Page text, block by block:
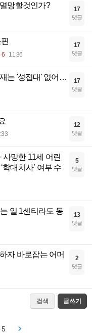
망할것인가? 17
댓글
6 11:36
17
댓글
는 '성접대' 없어…
17
댓글
12
댓글
사망한 11세 어린
대치사’ 여부 수
5
댓글
일 1센티라도 동
13
댓글
자 바로잡는 어머
2
댓글
검색 글쓰기
5